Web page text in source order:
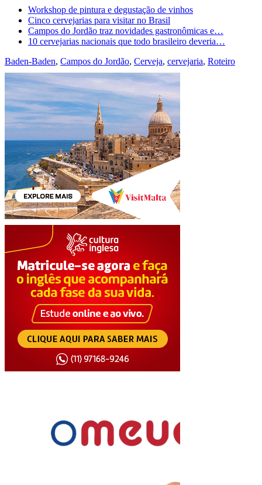
Workshop de pintura e degustação de vinhos
Cinco cervejarias para visitar no Brasil
Campos do Jordão traz novidades gastronômicas e…
10 cervejarias nacionais que todo brasileiro deveria…
Baden-Baden, Campos do Jordão, Cerveja, cervejaria, Roteiro